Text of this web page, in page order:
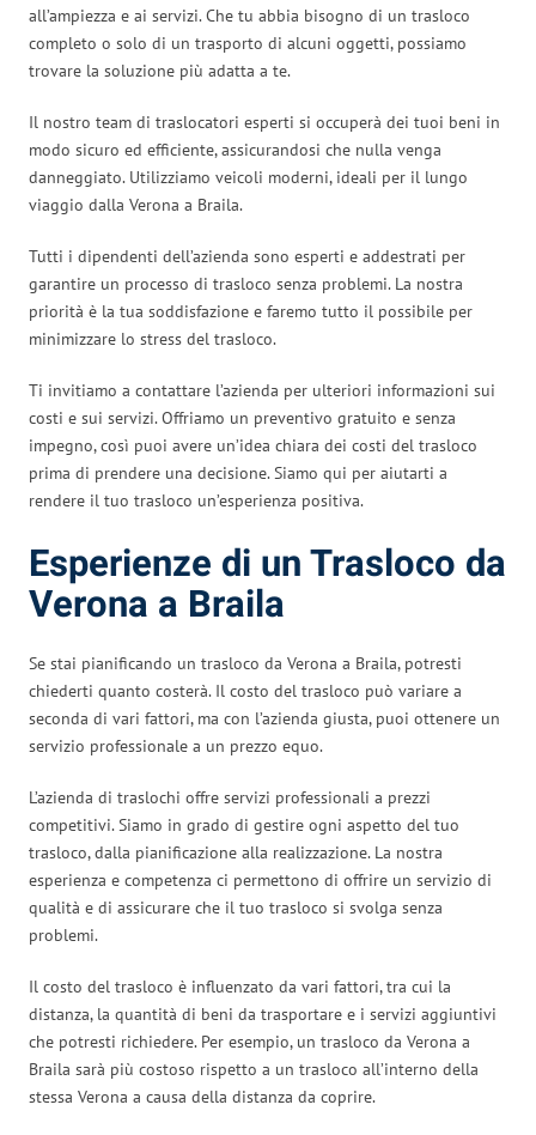
all’ampiezza e ai servizi. Che tu abbia bisogno di un trasloco
completo o solo di un trasporto di alcuni oggetti, possiamo
trovare la soluzione più adatta a te.
Il nostro team di traslocatori esperti si occuperà dei tuoi beni in
modo sicuro ed efficiente, assicurandosi che nulla venga
danneggiato. Utilizziamo veicoli moderni, ideali per il lungo
viaggio dalla Verona a Braila.
Tutti i dipendenti dell’azienda sono esperti e addestrati per
garantire un processo di trasloco senza problemi. La nostra
priorità è la tua soddisfazione e faremo tutto il possibile per
minimizzare lo stress del trasloco.
Ti invitiamo a contattare l’azienda per ulteriori informazioni sui
costi e sui servizi. Offriamo un preventivo gratuito e senza
impegno, così puoi avere un’idea chiara dei costi del trasloco
prima di prendere una decisione. Siamo qui per aiutarti a
rendere il tuo trasloco un’esperienza positiva.
Esperienze di un Trasloco da
Verona a Braila
Se stai pianificando un trasloco da Verona a Braila, potresti
chiederti quanto costerà. Il costo del trasloco può variare a
seconda di vari fattori, ma con l’azienda giusta, puoi ottenere un
servizio professionale a un prezzo equo.
L’azienda di traslochi offre servizi professionali a prezzi
competitivi. Siamo in grado di gestire ogni aspetto del tuo
trasloco, dalla pianificazione alla realizzazione. La nostra
esperienza e competenza ci permettono di offrire un servizio di
qualità e di assicurare che il tuo trasloco si svolga senza
problemi.
Il costo del trasloco è influenzato da vari fattori, tra cui la
distanza, la quantità di beni da trasportare e i servizi aggiuntivi
che potresti richiedere. Per esempio, un trasloco da Verona a
Braila sarà più costoso rispetto a un trasloco all’interno della
stessa Verona a causa della distanza da coprire.